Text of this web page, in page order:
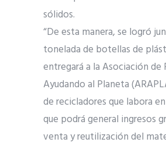
sólidos.
“De esta manera, se logró
tonelada de botellas de
entregará a la Asociación de
Ayudando al Planeta
de recicladores que labora
que podrá general ingresos
venta y reutilización del